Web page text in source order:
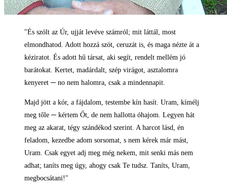
"És szólt az Úr, ujját levéve számról; mit láttál, most
elmondhatod. Adott hozzá szót, ceruzát is, és maga nézte át a
kéziratot. És adott hű társat, aki segít, rendelt mellém jó
barátokat. Kertet, madárdalt, szép virágot, asztalomra
kenyeret ─ no nem halomra, csak a mindennapit.
Majd jött a kór, a fájdalom, testembe kín hasít. Uram, kímélj
meg tőle ─ kértem Őt, de nem hallotta óhajom. Legyen hát
meg az akarat, tégy szándékod szerint. A harcot lásd, én
feladom, kezedbe adom sorsomat, s nem kérek már mást,
Uram. Csak egyet adj meg még nekem, mit senki más nem
adhat; taníts meg úgy, ahogy csak Te tudsz. Taníts, Uram,
megbocsátani!"